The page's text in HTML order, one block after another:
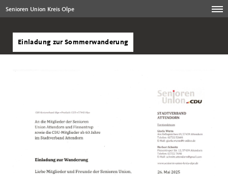
Senioren Union Kreis Olpe
Einladung zur Sommerwanderung